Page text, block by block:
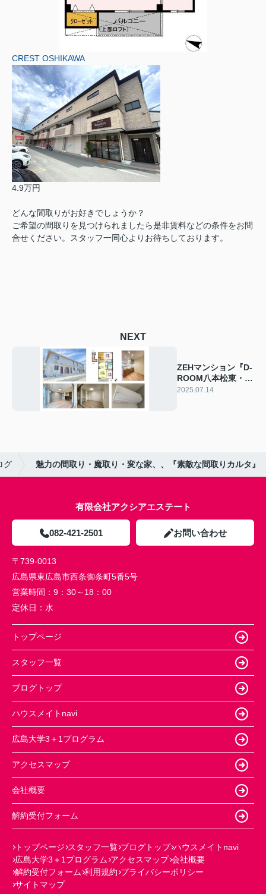
CREST OSHIKAWA
4.9万円
どんな間取りがお好きでしょうか？
ご希望の間取りを見つけられましたら是非賃料などの条件をお問
合せください。スタッフ一同心よりお待ちしております。
NEXT
ZEHマンション『D-
ROOM八本松東・D-
ROOM八本松南』内
2025.07.14
グ 魅力の間取り・魔取り・変な家、、『素敵な間取りカルタ』
有限会社アクシアエステート
082-421-2501 お問い合わせ
〒739-0013
広島県東広島市西条御条町5番5号
営業時間： 9：30～18：00
定休日： 水
トップページ
スタッフ一覧
ブログトップ
ハウスメイトnavi
広島大学3＋1プログラム
アクセスマップ
会社概要
解約受付フォーム
トップページ スタッフ一覧 ブログトップ ハウスメイトnavi
広島大学3＋1プログラム アクセスマップ 会社概要
解約受付フォーム 利用規約 プライバシーポリシー
サイトマップ